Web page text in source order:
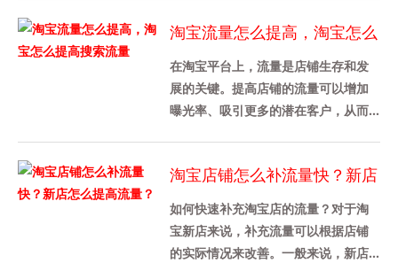
淘宝流量怎么提高，淘宝怎么
提高搜索流量
在淘宝平台上，流量是店铺生存和发
展的关键。提高店铺的流量可以增加
曝光率、吸引更多的潜在客户，从而
的......
淘宝店铺怎么补流量快？新店
怎么提高流量？
如何快速补充淘宝店的流量？对于淘
宝新店来说，补充流量可以根据店铺
的实际情况来改善。一般来说，新店